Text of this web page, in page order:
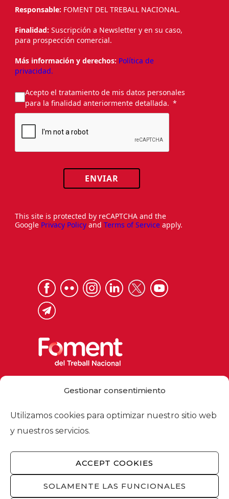
Gestionar consentimiento
Utilizamos cookies para optimizar nuestro sitio web
y nuestros servicios.
ACCEPT COOKIES
SOLAMENTE LAS FUNCIONALES
Responsable: FOMENT DEL TREBALL NACIONAL.
Finalidad: Suscripción a Newsletter y en su caso,
para prospección comercial.
Más información y derechos: Política de
privacidad.
Acepto el tratamiento de mis datos personales
para la finalidad anteriormente detallada.
ENVIAR
This site is protected by reCAPTCHA and the
Google Privacy Policy and Terms of Service apply.
foment@foment.com
© 2026 - Foment del Treball Nacional